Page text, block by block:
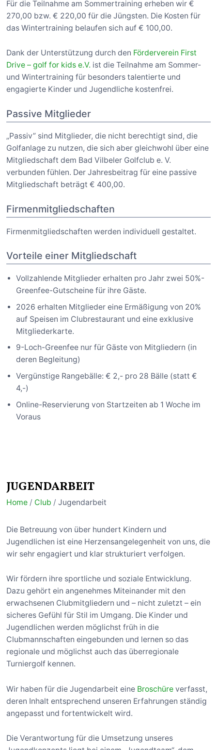
Für die Teilnahme am Sommertraining erheben wir €
270,00 bzw. € 220,00 für die Jüngsten. Die Kosten für
das Wintertraining belaufen sich auf € 100,00.
Dank der Unterstützung durch den Förderverein First
Drive – golf for kids e.V. ist die Teilnahme am Sommer-
und Wintertraining für besonders talentierte und
engagierte Kinder und Jugendliche kostenfrei.
Passive Mitglieder
„Passiv” sind Mitglieder, die nicht berechtigt sind, die
Golfanlage zu nutzen, die sich aber gleichwohl über eine
Mitgliedschaft dem Bad Vilbeler Golfclub e. V.
verbunden fühlen. Der Jahresbeitrag für eine passive
Mitgliedschaft beträgt € 400,00.
Firmenmitgliedschaften
Firmenmitgliedschaften werden individuell gestaltet.
Vorteile einer Mitgliedschaft
Vollzahlende Mitglieder erhalten pro Jahr zwei 50%-
Greenfee-Gutscheine für ihre Gäste.
2026 erhalten Mitglieder eine Ermäßigung von 20%
auf Speisen im Clubrestaurant und eine exklusive
Mitgliederkarte.
9-Loch-Greenfee nur für Gäste von Mitgliedern (in
deren Begleitung)
Vergünstige Rangebälle: € 2,- pro 28 Bälle (statt €
4,-)
Online-Reservierung von Startzeiten ab 1 Woche im
Voraus
JUGENDARBEIT
Home / Club / Jugendarbeit
Die Betreuung von über hundert Kindern und
Jugendlichen ist eine Herzensangelegenheit von uns, die
wir sehr engagiert und klar strukturiert verfolgen.
Wir fördern ihre sportliche und soziale Entwicklung.
Dazu gehört ein angenehmes Miteinander mit den
erwachsenen Clubmitgliedern und – nicht zuletzt – ein
sicheres Gefühl für Stil im Umgang. Die Kinder und
Jugendlichen werden möglichst früh in die
Clubmannschaften eingebunden und lernen so das
regionale und möglichst auch das überregionale
Turniergolf kennen.
Wir haben für die Jugendarbeit eine Broschüre verfasst,
deren Inhalt entsprechend unseren Erfahrungen ständig
angepasst und fortentwickelt wird.
Die Verantwortung für die Umsetzung unseres